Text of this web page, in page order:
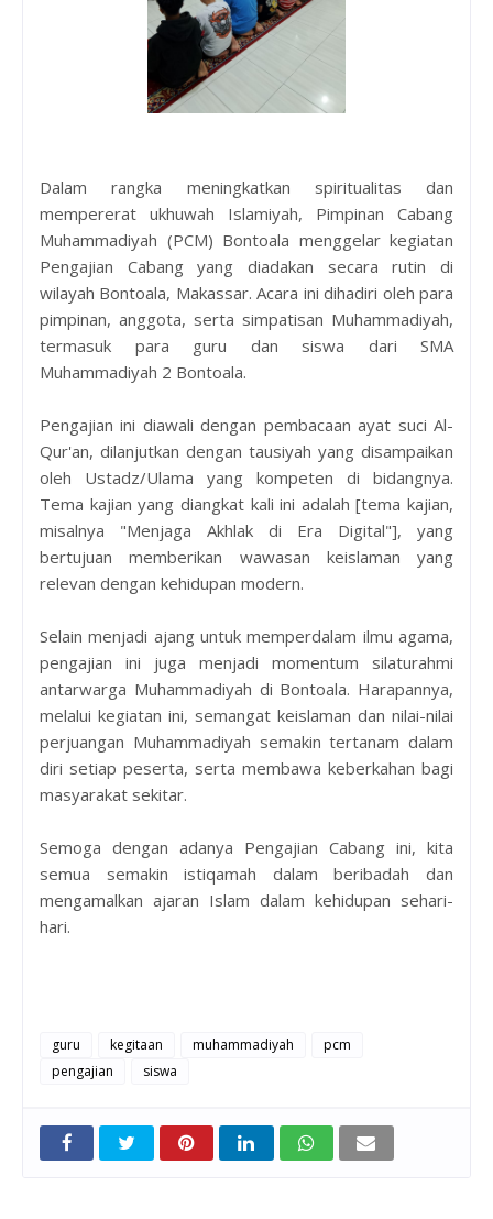
Dalam rangka meningkatkan spiritualitas dan
mempererat ukhuwah Islamiyah, Pimpinan Cabang
Muhammadiyah (PCM) Bontoala menggelar kegiatan
Pengajian Cabang yang diadakan secara rutin di
wilayah Bontoala, Makassar. Acara ini dihadiri oleh para
pimpinan, anggota, serta simpatisan Muhammadiyah,
termasuk para guru dan siswa dari SMA
Muhammadiyah 2 Bontoala.
Pengajian ini diawali dengan pembacaan ayat suci Al-
Qur'an, dilanjutkan dengan tausiyah yang disampaikan
oleh Ustadz/Ulama yang kompeten di bidangnya.
Tema kajian yang diangkat kali ini adalah [tema kajian,
misalnya "Menjaga Akhlak di Era Digital"], yang
bertujuan memberikan wawasan keislaman yang
relevan dengan kehidupan modern.
Selain menjadi ajang untuk memperdalam ilmu agama,
pengajian ini juga menjadi momentum silaturahmi
antarwarga Muhammadiyah di Bontoala. Harapannya,
melalui kegiatan ini, semangat keislaman dan nilai-nilai
perjuangan Muhammadiyah semakin tertanam dalam
diri setiap peserta, serta membawa keberkahan bagi
masyarakat sekitar.
Semoga dengan adanya Pengajian Cabang ini, kita
semua semakin istiqamah dalam beribadah dan
mengamalkan ajaran Islam dalam kehidupan sehari-
hari.
guru kegitaan muhammadiyah
pcm
pengajian
siswa